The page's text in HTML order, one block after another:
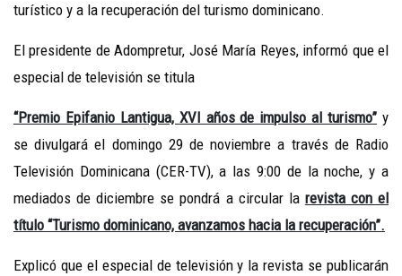
turístico y a la recuperación del turismo dominicano.
El presidente de Adompretur, José María Reyes, informó que el
especial de televisión se titula
“Premio Epifanio Lantigua, XVI años de impulso al turismo” y
se divulgará el domingo 29 de noviembre a través de Radio
Televisión Dominicana (CER-TV), a las 9:00 de la noche, y a
mediados de diciembre se pondrá a circular la revista con el
título “Turismo dominicano, avanzamos hacia la recuperación”.
Explicó que el especial de televisión y la revista se publicarán